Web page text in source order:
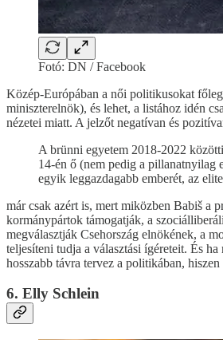
Fotó: DN / Facebook
Közép-Európában a női politikusokat
miniszterelnök), és lehet, a listához idén
nézetei miatt. A jelzőt negatívan és
A brünni egyetem 2018-2022
14-én ő (nem pedig a pillanatnyilag
egyik leggazdagabb emberét, az
már csak azért is, mert miközben Babiš a
kormánypártok támogatják, a
megválasztják Csehország elnökének, a
teljesíteni tudja a választási ígéreteit. És
hosszabb távra tervez a politikában,
6. Elly Schlein